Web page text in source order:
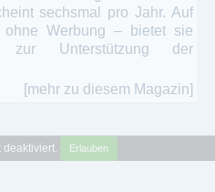
sechsmal pro Jahr. Auf
Werbung – bietet sie
zur Unterstützung der
[mehr zu diesem Magazin]
deaktiviert. Erlauben